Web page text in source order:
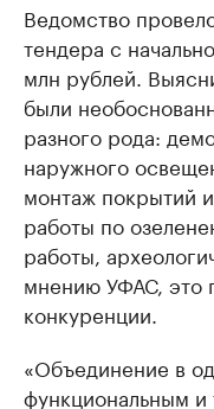
Ведомство
тендера с
млн рублей.
были
разного рода:
наружного
монтаж покрытий
работы по
работы,
мнению УФАС, это
конкуренции.
«Объединение в
функциональным и